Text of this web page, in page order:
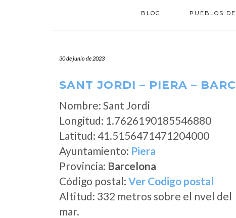
BLOG PUEBLOS
30 de junio de 2023
SANT JORDI – PIERA –
Nombre: Sant Jordi
Longitud: 1.7626190185546880
Latitud: 41.5156471471204000
Ayuntamiento: Piera
Provincia: Barcelona
Código postal: Ver Codigo postal
Altitud: 332 metros sobre el nvel del
mar.